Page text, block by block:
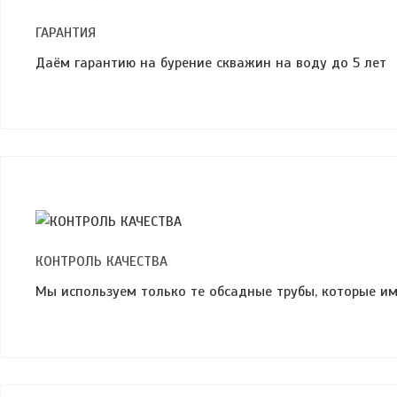
ГАРАНТИЯ
Даём гарантию на бурение скважин на воду до 5 лет
КОНТРОЛЬ КАЧЕСТВА
Мы используeм только те обсaдныe трубы, которыe